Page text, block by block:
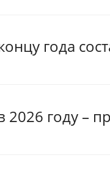
года
2026 году –